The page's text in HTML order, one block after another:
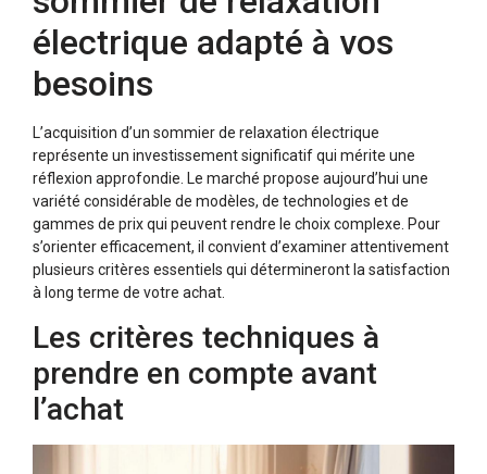
électrique adapté à vos
besoins
L’acquisition d’un sommier de relaxation électrique
représente un investissement significatif qui mérite une
réflexion approfondie. Le marché propose aujourd’hui une
variété considérable de modèles, de technologies et de
gammes de prix qui peuvent rendre le choix complexe. Pour
s’orienter efficacement, il convient d’examiner attentivement
plusieurs critères essentiels qui détermineront la satisfaction
à long terme de votre achat.
Les critères techniques à
prendre en compte avant
l’achat